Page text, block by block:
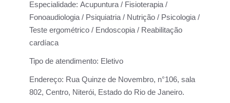
Especialidade: Acupuntura / Fisioterapia /
Fonoaudiologia / Psiquiatria / Nutrição / Psicologia /
Teste ergométrico / Endoscopia / Reabilitação
cardíaca
Tipo de atendimento: Eletivo
Endereço: Rua Quinze de Novembro, n°106, sala
802, Centro, Niterói, Estado do Rio de Janeiro.